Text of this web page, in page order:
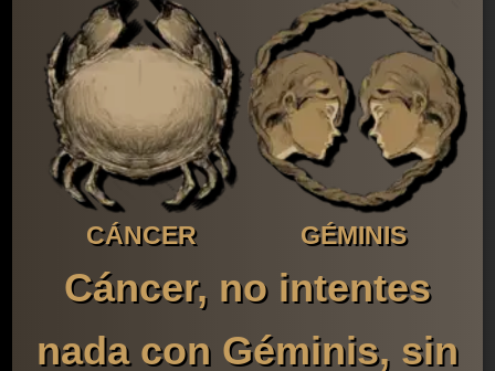
CÁNCER GÉMINIS
Cáncer, no intentes
nada con Géminis, sin